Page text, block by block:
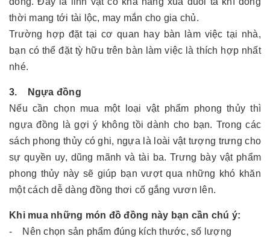
thời mang tới tài lộc, may mắn cho gia chủ.
Trường hợp đặt tại cơ quan hay bàn làm việc tại nhà,
bạn có thể đặt tỳ hữu trên bàn làm việc là thích hợp nhất
nhé.
3. Ngựa đồng
Nếu cần chọn mua một loại vật phẩm phong thủy thì
ngựa đồng là gợi ý không tồi dành cho bạn. Trong các
sách phong thủy có ghi, ngựa là loài vật tượng trưng cho
sự quyền uy, dũng mãnh và tài ba. Trưng bày vật phẩm
phong thủy này sẽ giúp bạn vượt qua những khó khăn
một cách dễ dàng đồng thơi cố gắng vươn lên.
Khi mua những món đồ đồng này bạn cần chú ý:
- Nên chọn sản phẩm đúng kích thước, số lượng